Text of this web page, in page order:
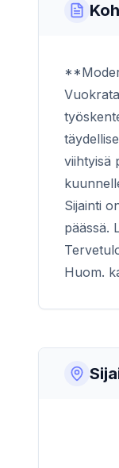
viihtyisä
Sijainti
päässä.
Huom.